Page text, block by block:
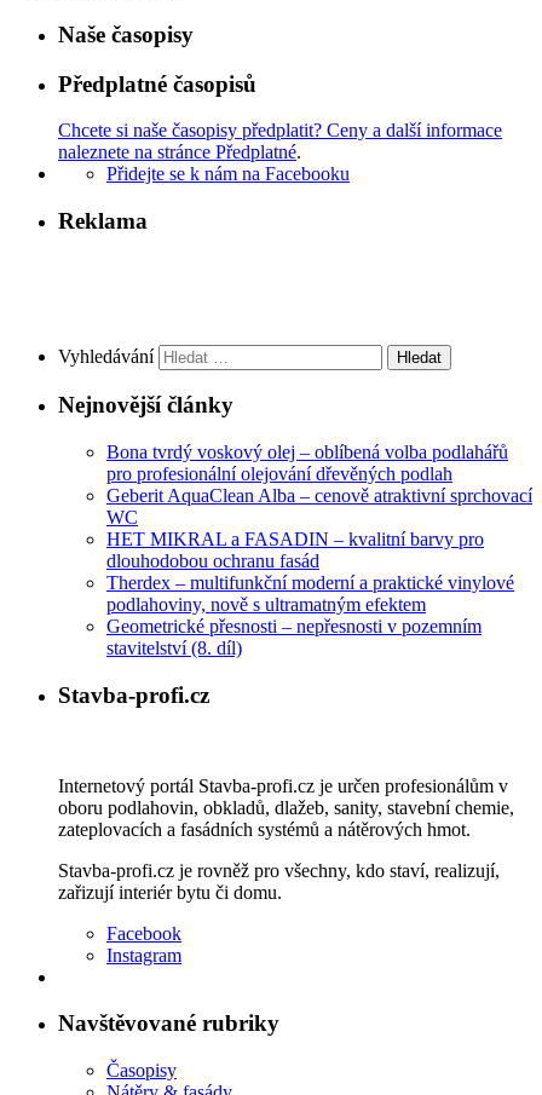
Naše časopisy
Předplatné časopisů
Chcete si naše časopisy předplatit? Ceny a další informace
naleznete na stránce Předplatné.
Přidejte se k nám na Facebooku
Reklama
Vyhledávání
Nejnovější články
Bona tvrdý voskový olej – oblíbená volba podlahářů
pro profesionální olejování dřevěných podlah
Geberit AquaClean Alba – cenově atraktivní sprchovací
WC
HET MIKRAL a FASADIN – kvalitní barvy pro
dlouhodobou ochranu fasád
Therdex – multifunkční moderní a praktické vinylové
podlahoviny, nově s ultramatným efektem
Geometrické přesnosti – nepřesnosti v pozemním
stavitelství (8. díl)
Stavba-profi.cz
Internetový portál Stavba-profi.cz je určen profesionálům v
oboru podlahovin, obkladů, dlažeb, sanity, stavební chemie,
zateplovacích a fasádních systémů a nátěrových hmot.
Stavba-profi.cz je rovněž pro všechny, kdo staví, realizují,
zařizují interiér bytu či domu.
Facebook
Instagram
Navštěvované rubriky
Časopisy